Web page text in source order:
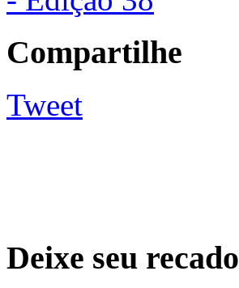
Compartilhe
Tweet
Deixe seu recado